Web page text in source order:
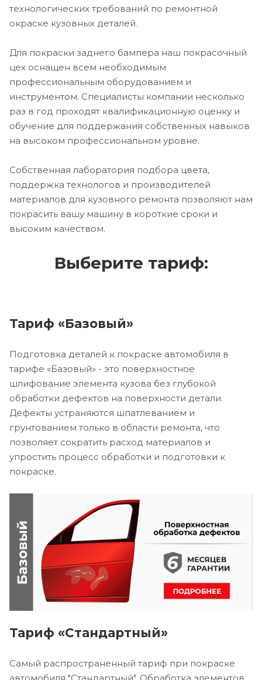
технологических требований по ремонтной
окраске кузовных деталей.
Для покраски заднего бампера наш покрасочный
цех оснащен всем необходимым
профессиональным оборудованием и
инструментом. Специалисты компании несколько
раз в год проходят квалификационную оценку и
обучение для поддержания собственных навыков
на высоком профессиональном уровне.
Собственная лаборатория подбора цвета,
поддержка технологов и производителей
материалов для кузовного ремонта позволяют нам
покрасить вашу машину в короткие сроки и
высоким качеством.
Выберите тариф:
Тариф «Базовый»
Подготовка деталей к покраске автомобиля в
тарифе «Базовый» - это поверхностное
шлифование элемента кузова без глубокой
обработки дефектов на поверхности детали.
Дефекты устраняются шпатлеванием и
грунтованием только в области ремонта, что
позволяет сократить расход материалов и
упростить процесс обработки и подготовки к
покраске.
Тариф «Стандартный»
Самый распространенный тариф при покраске